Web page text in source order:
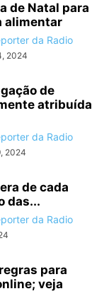
de Natal para
alimentar
da Radio
2024
de
atribuída
da Radio
2024
de cada
das...
da Radio
para
veja